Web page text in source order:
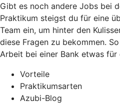
Gibt es noch andere Jobs bei
Praktikum steigst du für eine
Team ein, um hinter den
diese Fragen zu bekommen.
Arbeit bei einer Bank etwas für
Vorteile
Praktikumsarten
Azubi-Blog